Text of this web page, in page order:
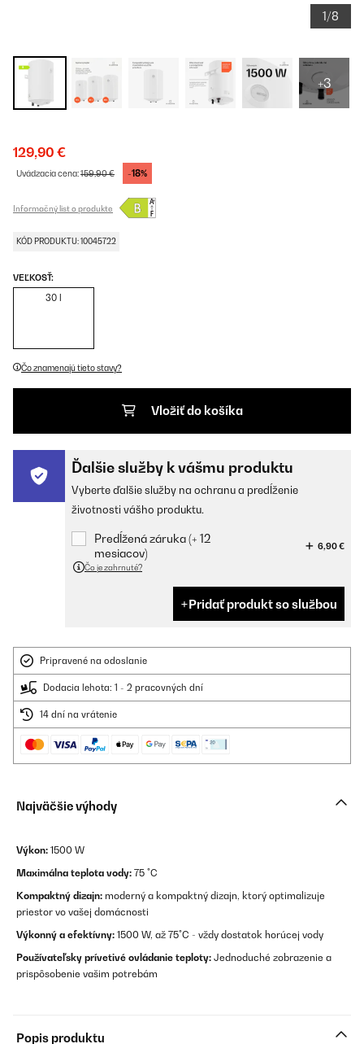
1/8
+3
129,90 €
Uvádzacia cena:159,90 € -18%
Informačný list o produkte
KÓD PRODUKTU: 10045722
VEĽKOSŤ:
30 l
Čo znamenajú tieto stavy?
Vložiť do košíka
Ďalšie služby k vášmu produktu
Vyberte ďalšie služby na ochranu a predĺženie
životnosti vášho produktu.
Predĺžená záruka (+ 12
mesiacov)
6,90 €
Čo je zahrnuté?
Pridať produkt so službou
Pripravené na odoslanie
Dodacia lehota: 1 - 2 pracovných dní
14 dní na vrátenie
Najväčšie výhody
Výkon: 1500 W
Maximálna teplota vody: 75 °C
Kompaktný dizajn: moderný a kompaktný dizajn, ktorý optimalizuje
priestor vo vašej domácnosti
Výkonný a efektívny: 1500 W, až 75°C - vždy dostatok horúcej vody
Používateľsky prívetivé ovládanie teploty: Jednoduché zobrazenie a
prispôsobenie vašim potrebám
Popis produktu